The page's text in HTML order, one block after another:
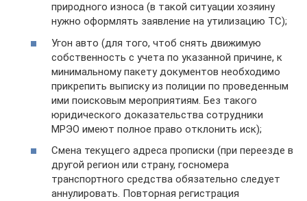
природного износа (в такой ситуации хозяину
нужно оформлять заявление на утилизацию ТС);
Угон авто (для того, чтоб снять движимую
собственность с учета по указанной причине, к
минимальному пакету документов необходимо
прикрепить выписку из полиции по проведенным
ими поисковым мероприятиям. Без такого
юридического доказательства сотрудники
МРЭО имеют полное право отклонить иск);
Смена текущего адреса прописки (при переезде в
другой регион или страну, госномера
транспортного средства обязательно следует
аннулировать. Повторная регистрация